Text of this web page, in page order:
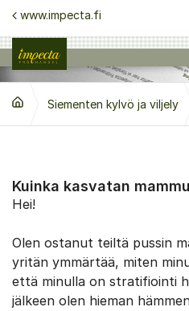
Siirry sisältöön
www.impecta.fi
Ota
Siementen kylvö ja viljely
Kuinka kasvatan
Hei!
Olen ostanut teiltä pussin
yritän ymmärtää, miten
että minulla on stratifiointi
jälkeen olen hieman